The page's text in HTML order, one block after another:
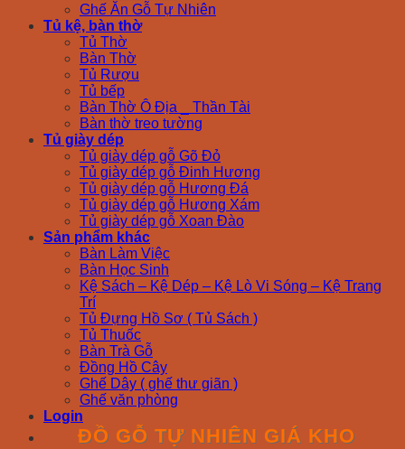
Ghế Ăn Gỗ Tự Nhiên
Tủ kệ, bàn thờ
Tủ Thờ
Bàn Thờ
Tủ Rượu
Tủ bếp
Bàn Thờ Ô Địa _ Thần Tài
Bàn thờ treo tường
Tủ giày dép
Tủ giày dép gỗ Gõ Đỏ
Tủ giày dép gỗ Đinh Hương
Tủ giày dép gỗ Hương Đá
Tủ giày dép gỗ Hương Xám
Tủ giày dép gỗ Xoan Đào
Sản phẩm khác
Bàn Làm Việc
Bàn Học Sinh
Kệ Sách – Kệ Dép – Kệ Lò Vi Sóng – Kệ Trang
Trí
Tủ Đựng Hồ Sơ ( Tủ Sách )
Tủ Thuốc
Bàn Trà Gỗ
Đồng Hồ Cây
Ghế Dây ( ghế thư giãn )
Ghế văn phòng
Login
ĐỒ GỖ TỰ NHIÊN GIÁ KHO